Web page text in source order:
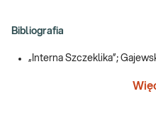
Bibliografia
„Interna Szczeklika”;